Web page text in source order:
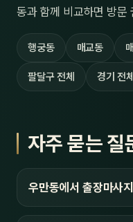
동과 함께 비교하면 방문
행궁동 매교동
팔달구 전체 경기 전체
자주 묻는 질
우만동에서 출장마사